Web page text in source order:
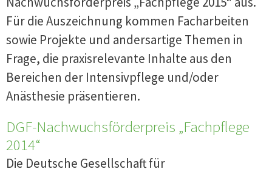
Für die Auszeichnung kommen Facharbeiten
sowie Projekte und andersartige Themen in
Frage, die praxisrelevante Inhalte aus den
Bereichen der Intensivpflege und/oder
Anästhesie präsentieren.
DGF-Nachwuchsförderpreis „Fachpflege
2014“
Die Deutsche Gesellschaft für